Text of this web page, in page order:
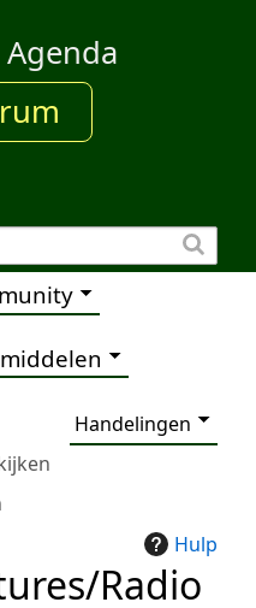
Agenda
Handelingen
Hulp
Radio